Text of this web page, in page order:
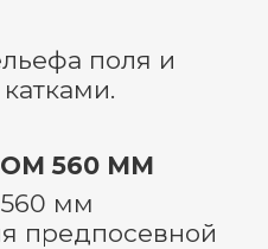
поля и
560 ММ
мм
предпосевной